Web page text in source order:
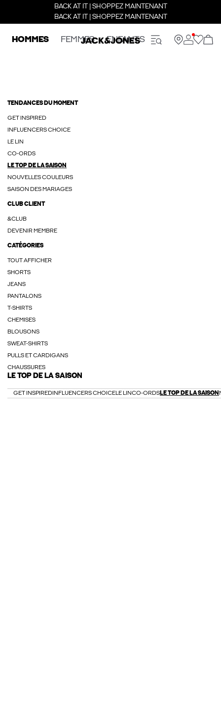
BACK AT IT | SHOPPEZ MAINTENANT
BACK AT IT | SHOPPEZ MAINTENANT
HOMMES FEMMES ENFANTS
TENDANCES DU MOMENT
GET INSPIRED
INFLUENCERS CHOICE
LE LIN
CO-ORDS
LE TOP DE LA SAISON
NOUVELLES COULEURS
SAISON DES MARIAGES
CLUB CLIENT
&CLUB
DEVENIR MEMBRE
CATÉGORIES
TOUT AFFICHER
SHORTS
JEANS
PANTALONS
T-SHIRTS
CHEMISES
BLOUSONS
SWEAT-SHIRTS
PULLS ET CARDIGANS
CHAUSSURES
LE TOP DE LA SAISON
GET INSPIRED INFLUENCERS CHOICELE LINCO-ORDSLE TOP DE LA SAISON